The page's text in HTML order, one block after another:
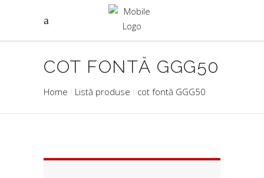
COT FONTĂ GGG50
Home Listă produse cot fontă GGG50